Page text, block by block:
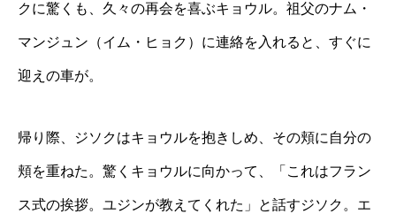
クに驚くも、久々の再会を喜ぶキョウル。祖父のナム・
マンジュン（イム・ヒョク）に連絡を入れると、すぐに
迎えの車が。
帰り際、ジソクはキョウルを抱きしめ、その頬に自分の
頬を重ねた。驚くキョウルに向かって、「これはフラン
ス式の挨拶。ユジンが教えてくれた」と話すジソク。エ